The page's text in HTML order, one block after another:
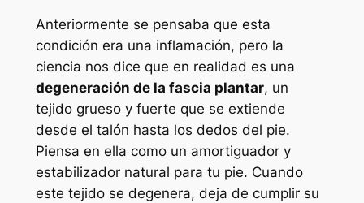
Anteriormente se pensaba que esta
condición era una inflamación, pero la
ciencia nos dice que en realidad es una
degeneración de la fascia plantar, un
tejido grueso y fuerte que se extiende
desde el talón hasta los dedos del pie.
Piensa en ella como un amortiguador y
estabilizador natural para tu pie. Cuando
este tejido se degenera, deja de cumplir su